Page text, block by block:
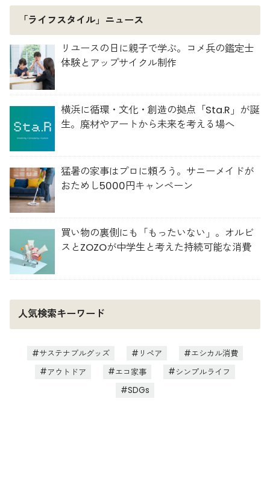
「ライフスタイル」ニュース
リユースの日に親子で学ぶ。コメ兵の鑑定士
体験とアップサイクル制作
横浜に循環・文化・創造の拠点「Sta.R」が誕
生。廃材やアートから未来を考える場へ
猛暑の家事はプロに頼ろう。サニーメイドが
おためし5000円キャンペーン
買い物の裏側にも「もったいない」。オルビ
スとZOZOが中学生と考えた持続可能な消費
人気検索キーワード
サステナブルグッズ リペア
エシカル消費
アウトドア
エコ家事
シンプルライフ
SDGs